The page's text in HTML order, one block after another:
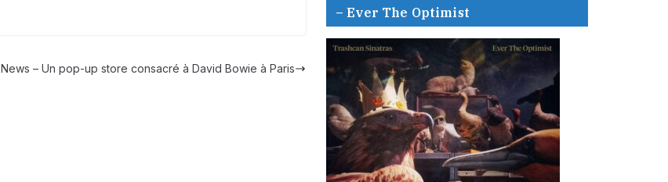
News – Un pop-up store consacré à David Bowie à Paris
– Ever The Optimist